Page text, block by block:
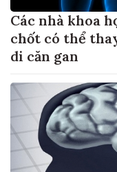
Các nhà khoa
chốt có thể
di căn gan